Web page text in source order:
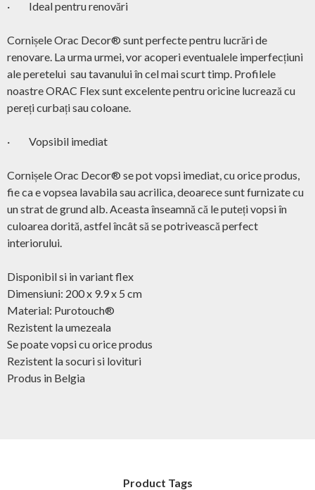
· Ideal pentru renovări
Cornișele Orac Decor® sunt perfecte pentru lucrări de
renovare. La urma urmei, vor acoperi eventualele imperfecțiuni
ale peretelui sau tavanului în cel mai scurt timp. Profilele
noastre ORAC Flex sunt excelente pentru oricine lucrează cu
pereți curbați sau coloane.
· Vopsibil imediat
Cornișele Orac Decor® se pot vopsi imediat, cu orice produs,
fie ca e vopsea lavabila sau acrilica, deoarece sunt furnizate cu
un strat de grund alb. Aceasta înseamnă că le puteți vopsi în
culoarea dorită, astfel încât să se potrivească perfect
interiorului.
Disponibil si in variant flex
Dimensiuni: 200 x 9.9 x 5 cm
Material: Purotouch®
Rezistent la umezeala
Se poate vopsi cu orice produs
Rezistent la socuri si lovituri
Produs in Belgia
Product Tags